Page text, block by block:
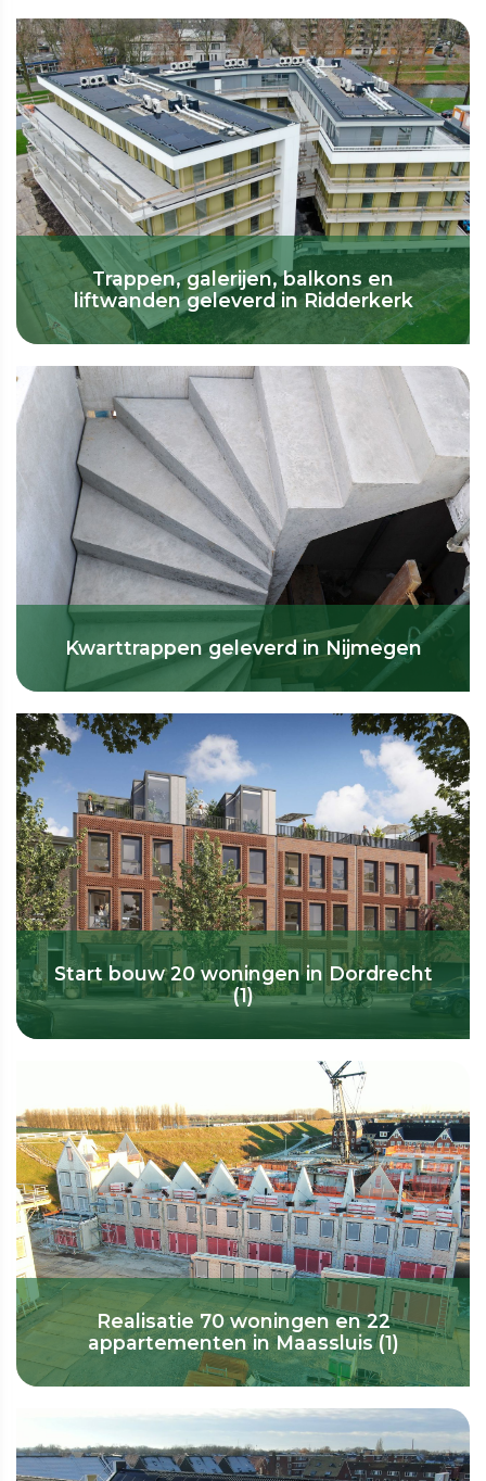
Trappen, galerijen, balkons en
liftwanden geleverd in Ridderkerk
Kwarttrappen geleverd in Nijmegen
Start bouw 20 woningen in Dordrecht
(1)
Realisatie 70 woningen en 22
appartementen in Maassluis (1)